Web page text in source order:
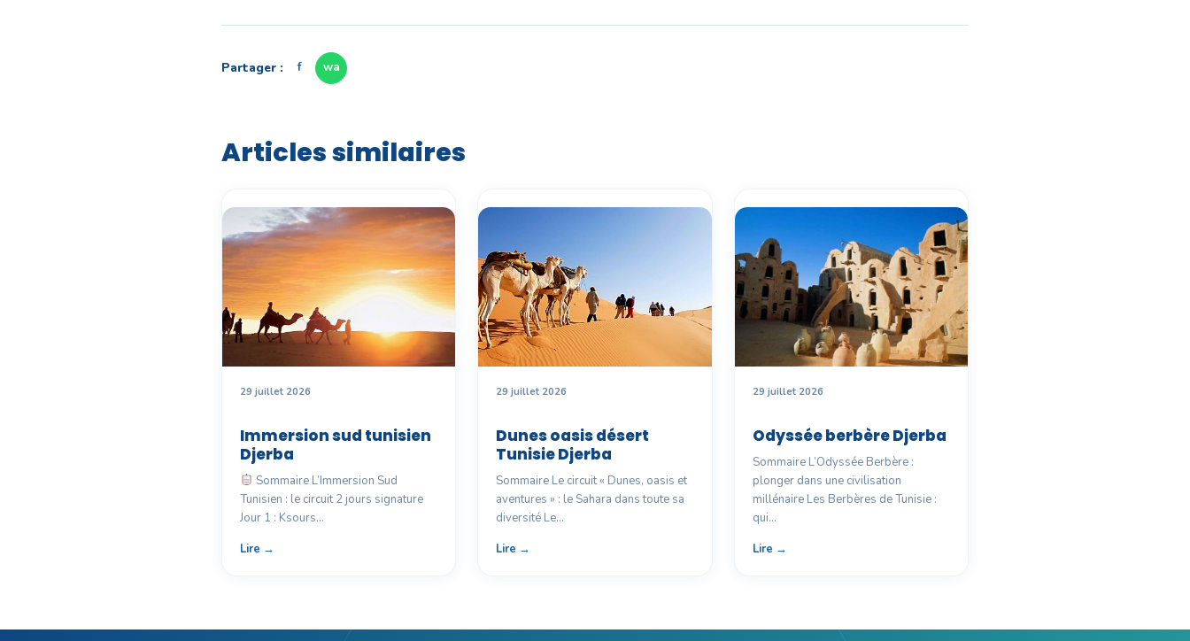
Partager : f wa
Articles similaires
29 juillet 2026
Immersion sud tunisien
Djerba
Sommaire L’Immersion Sud
Tunisien : le circuit 2 jours signature
Jour 1 : Ksours…
Lire →
29 juillet 2026
Dunes oasis désert
Tunisie Djerba
Sommaire Le circuit « Dunes, oasis et
aventures » : le Sahara dans toute sa
diversité Le…
Lire →
29 juillet 2026
Odyssée berbère Djerba
Sommaire L’Odyssée Berbère :
plonger dans une civilisation
millénaire Les Berbères de Tunisie :
qui…
Lire →